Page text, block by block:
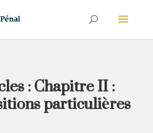
: Chapitre II :
particulières